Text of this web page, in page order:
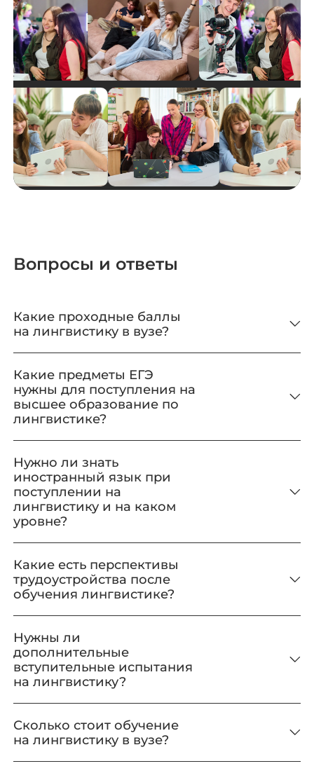
Вопросы и ответы
Какие проходные баллы
на лингвистику в вузе?
Какие предметы ЕГЭ
нужны для поступления на
высшее образование по
лингвистике?
Нужно ли знать
иностранный язык при
поступлении на
лингвистику и на каком
уровне?
Какие есть перспективы
трудоустройства после
обучения лингвистике?
Нужны ли
дополнительные
вступительные испытания
на лингвистику?
Сколько стоит обучение
на лингвистику в вузе?